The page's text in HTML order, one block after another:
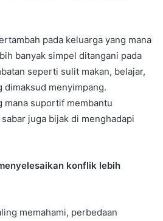
pada keluarga yang mana
banyak simpel ditangani pada
seperti sulit makan, belajar,
dimaksud menyimpang.
mana suportif membantu
juga bijak di menghadapi
konflik lebih
memahami, perbedaan